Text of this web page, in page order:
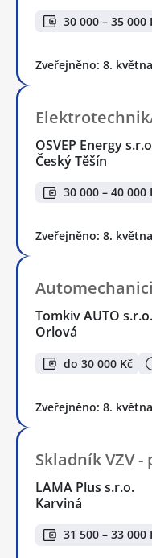
30 000 – 35 000
Zveřejněno: 8. května
OSVEP Energy
Český Těšín
30 000 – 40 000
Zveřejněno: 8. května
Automechanici
Tomkiv AUTO s.r.o.
Orlová
do 30 000 Kč
Zveřejněno: 8. května
Skladník VZV
LAMA Plus s.r.o.
Karviná
31 500 – 33 000